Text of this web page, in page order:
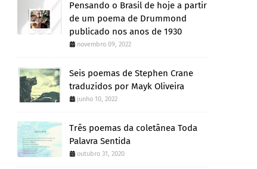
Pensando o Brasil de hoje a partir
de um poema de Drummond
publicado nos anos de 1930
novembro 09, 2022
Seis poemas de Stephen Crane
traduzidos por Mayk Oliveira
junho 10, 2022
Três poemas da coletânea Toda
Palavra Sentida
outubro 31, 2020